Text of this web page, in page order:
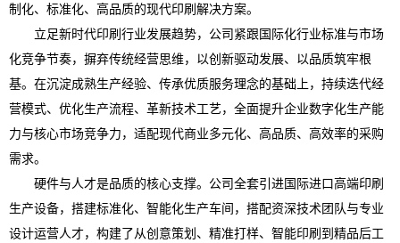
制化、标准化、高品质的现代印刷解决方案。
立足新时代印刷行业发展趋势，公司紧跟国际化行业标准与市场
化竞争节奏，摒弃传统经营思维，以创新驱动发展、以品质筑牢根
基。在沉淀成熟生产经验、传承优质服务理念的基础上，持续迭代经
营模式、优化生产流程、革新技术工艺，全面提升企业数字化生产能
力与核心市场竞争力，适配现代商业多元化、高品质、高效率的采购
需求。
硬件与人才是品质的核心支撑。公司全套引进国际进口高端印刷
生产设备，搭建标准化、智能化生产车间，搭配资深技术团队与专业
设计运营人才，构建了从创意策划、精准打样、智能印刷到精品后工